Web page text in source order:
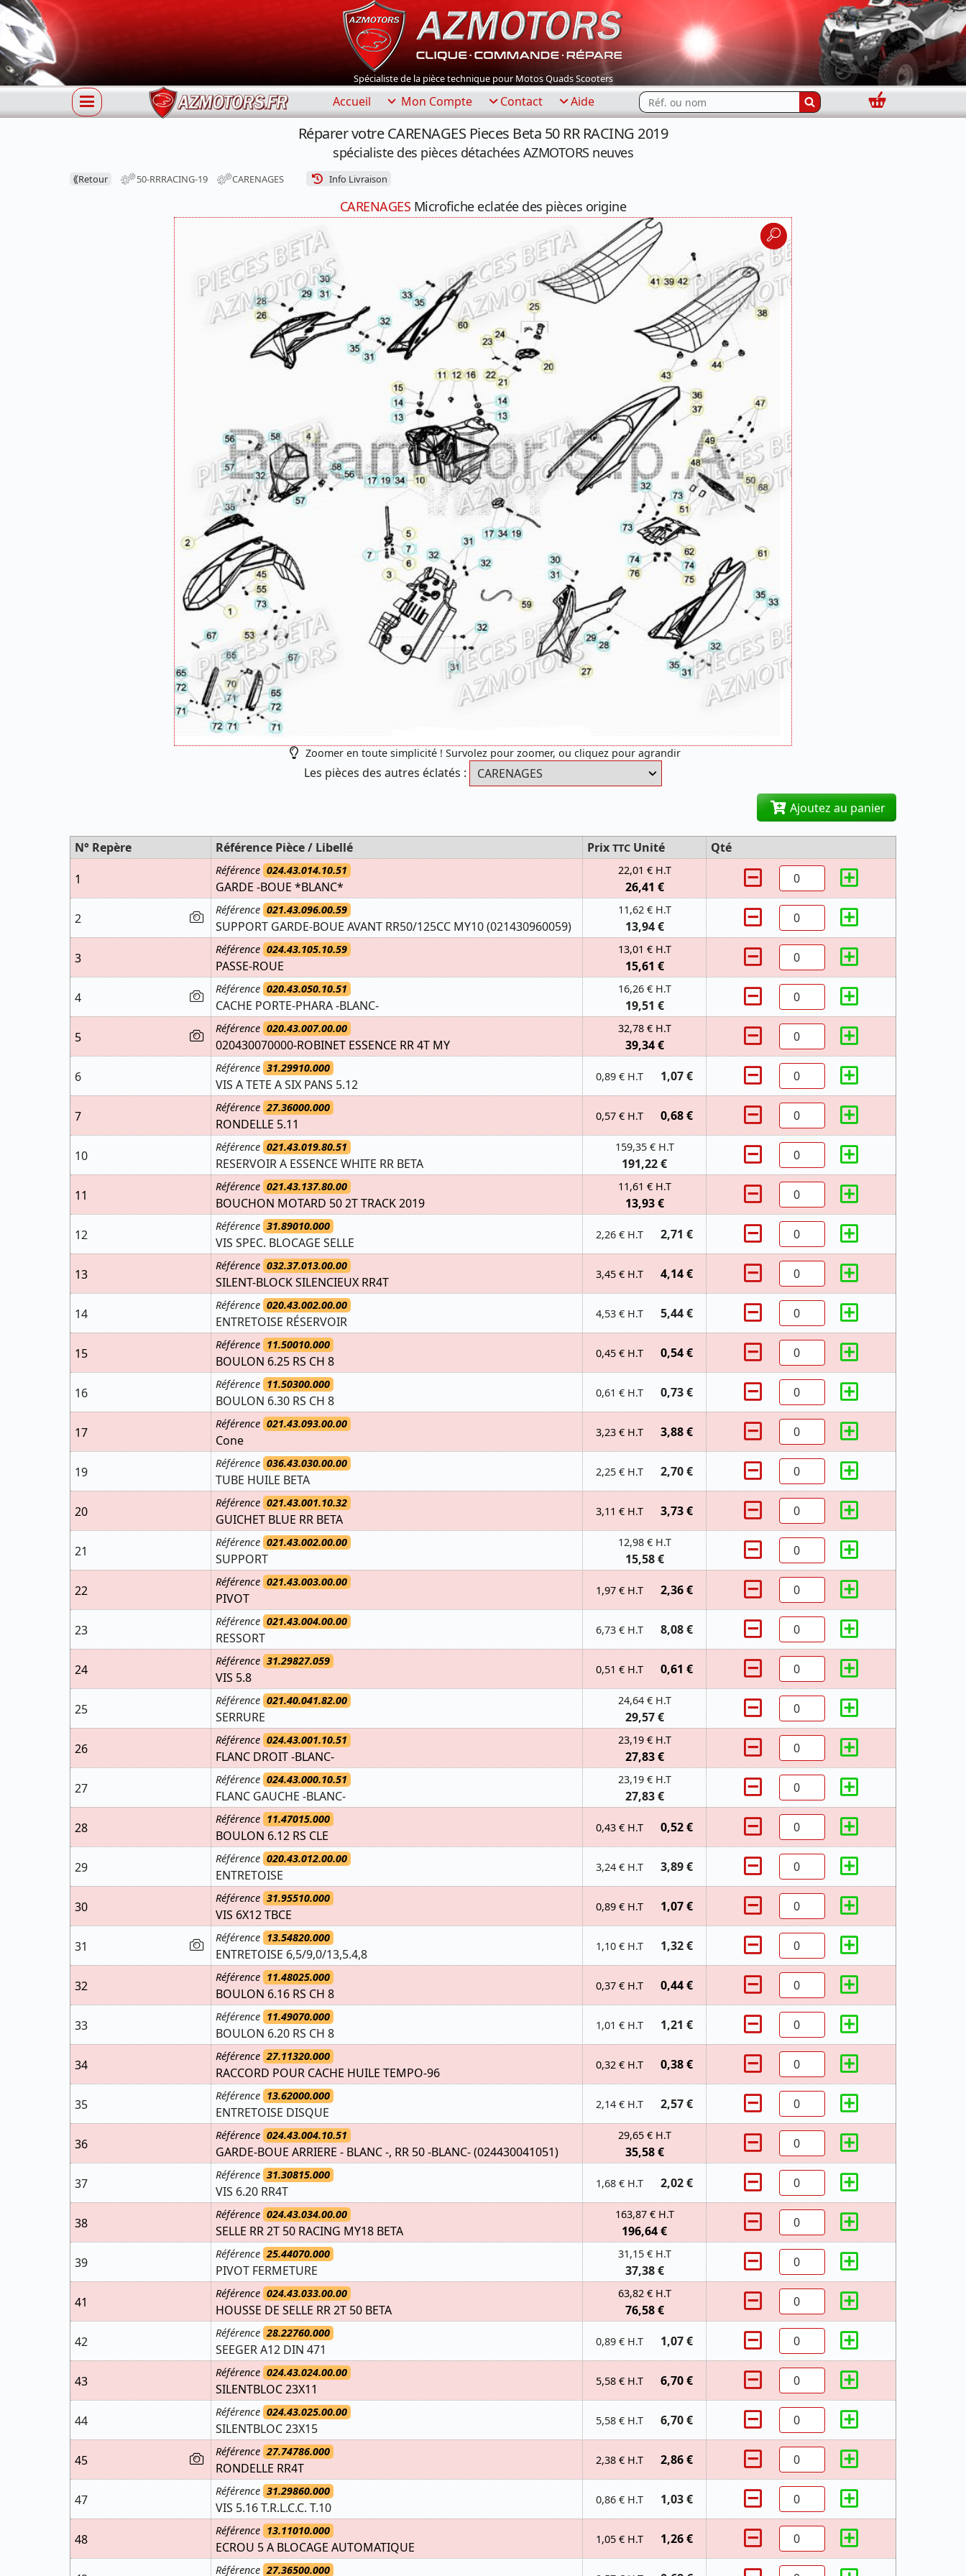
Spécialiste de la pièce technique pour Motos Quads Scooters
Accueil Mon Compte Contact Aide Rechercher...
Panier
Réparer votre CARENAGES Pieces Beta 50 RR RACING 2019
spécialiste des pièces détachées AZMOTORS neuves
⟪Retour 50-RRRACING-19 CARENAGES Info Livraison
CARENAGES Microfiche eclatée des pièces origine
Zoomer en toute simplicité ! Survolez pour zoomer, ou cliquez pour agrandir
Les pièces des autres éclatés :
Ajoutez au panier
N° Repère Référence Pièce / Libellé Prix TTC Unité
Qté
1
Référence 024.43.014.10.51
GARDE -BOUE *BLANC*
22,01 € H.T
26,41 €
2
Référence 021.43.096.00.59
SUPPORT GARDE-BOUE AVANT RR50/125CC MY10 (021430960059)
11,62 € H.T
13,94 €
3
Référence 024.43.105.10.59
PASSE-ROUE
13,01 € H.T
15,61 €
4
Référence 020.43.050.10.51
CACHE PORTE-PHARA -BLANC-
16,26 € H.T
19,51 €
5
Référence 020.43.007.00.00
020430070000-ROBINET ESSENCE RR 4T MY
32,78 € H.T
39,34 €
6
Référence 31.29910.000
VIS A TETE A SIX PANS 5.12
0,89 € H.T 1,07 €
7
Référence 27.36000.000
RONDELLE 5.11
0,57 € H.T 0,68 €
10
Référence 021.43.019.80.51
RESERVOIR A ESSENCE WHITE RR BETA
159,35 € H.T
191,22 €
11
Référence 021.43.137.80.00
BOUCHON MOTARD 50 2T TRACK 2019
11,61 € H.T
13,93 €
12
Référence 31.89010.000
VIS SPEC. BLOCAGE SELLE
2,26 € H.T 2,71 €
13
Référence 032.37.013.00.00
SILENT-BLOCK SILENCIEUX RR4T
3,45 € H.T 4,14 €
14
Référence 020.43.002.00.00
ENTRETOISE RÉSERVOIR
4,53 € H.T 5,44 €
15
Référence 11.50010.000
BOULON 6.25 RS CH 8
0,45 € H.T 0,54 €
16
Référence 11.50300.000
BOULON 6.30 RS CH 8
0,61 € H.T 0,73 €
17
Référence 021.43.093.00.00
Cone
3,23 € H.T 3,88 €
19
Référence 036.43.030.00.00
TUBE HUILE BETA
2,25 € H.T 2,70 €
20
Référence 021.43.001.10.32
GUICHET BLUE RR BETA
3,11 € H.T 3,73 €
21
Référence 021.43.002.00.00
SUPPORT
12,98 € H.T
15,58 €
22
Référence 021.43.003.00.00
PIVOT
1,97 € H.T 2,36 €
23
Référence 021.43.004.00.00
RESSORT
6,73 € H.T 8,08 €
24
Référence 31.29827.059
VIS 5.8
0,51 € H.T 0,61 €
25
Référence 021.40.041.82.00
SERRURE
24,64 € H.T
29,57 €
26
Référence 024.43.001.10.51
FLANC DROIT -BLANC-
23,19 € H.T
27,83 €
27
Référence 024.43.000.10.51
FLANC GAUCHE -BLANC-
23,19 € H.T
27,83 €
28
Référence 11.47015.000
BOULON 6.12 RS CLE
0,43 € H.T 0,52 €
29
Référence 020.43.012.00.00
ENTRETOISE
3,24 € H.T 3,89 €
30
Référence 31.95510.000
VIS 6X12 TBCE
0,89 € H.T 1,07 €
31
Référence 13.54820.000
ENTRETOISE 6,5/9,0/13,5.4,8
1,10 € H.T 1,32 €
32
Référence 11.48025.000
BOULON 6.16 RS CH 8
0,37 € H.T 0,44 €
33
Référence 11.49070.000
BOULON 6.20 RS CH 8
1,01 € H.T 1,21 €
34
Référence 27.11320.000
RACCORD POUR CACHE HUILE TEMPO-96
0,32 € H.T 0,38 €
35
Référence 13.62000.000
ENTRETOISE DISQUE
2,14 € H.T 2,57 €
36
Référence 024.43.004.10.51
GARDE-BOUE ARRIERE - BLANC -, RR 50 -BLANC- (024430041051)
29,65 € H.T
35,58 €
37
Référence 31.30815.000
VIS 6.20 RR4T
1,68 € H.T 2,02 €
38
Référence 024.43.034.00.00
SELLE RR 2T 50 RACING MY18 BETA
163,87 € H.T
196,64 €
39
Référence 25.44070.000
PIVOT FERMETURE
31,15 € H.T
37,38 €
41
Référence 024.43.033.00.00
HOUSSE DE SELLE RR 2T 50 BETA
63,82 € H.T
76,58 €
42
Référence 28.22760.000
SEEGER A12 DIN 471
0,89 € H.T 1,07 €
43
Référence 024.43.024.00.00
SILENTBLOC 23X11
5,58 € H.T 6,70 €
44
Référence 024.43.025.00.00
SILENTBLOC 23X15
5,58 € H.T 6,70 €
45
Référence 27.74786.000
RONDELLE RR4T
2,38 € H.T 2,86 €
47
Référence 31.29860.000
VIS 5.16 T.R.L.C.C. T.10
0,86 € H.T 1,03 €
48
Référence 13.11010.000
ECROU 5 A BLOCAGE AUTOMATIQUE
1,05 € H.T 1,26 €
Référence 27.36500.000